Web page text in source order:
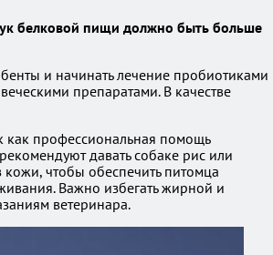
белковой пищи должно быть больше
и начинать лечение пробиотиками
препаратами. В качестве
как профессиональная помощь
давать собаке рис или
кожи, чтобы обеспечить питомца
Важно избегать жирной и
ветеринара.